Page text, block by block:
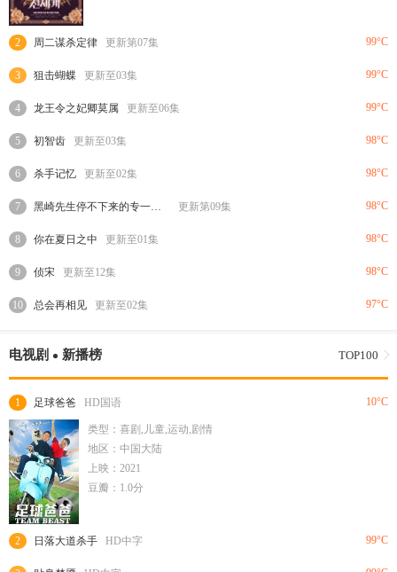
2 周二谋杀定律 更新第07集 99°C
3 狙击蝴蝶 更新至03集 99°C
4 龙王令之妃卿莫属 更新至06集 99°C
5 初智齿 更新至03集 98°C
6 杀手记忆 更新至02集 98°C
7 黑崎先生停不下来的专一之爱 更新第09集 98°C
8 你在夏日之中 更新至01集 98°C
9 侦宋 更新至12集 98°C
10 总会再相见 更新至02集 97°C
电视剧 新播榜 TOP100
1 足球爸爸 HD国语 10°C
类型：喜剧,儿童,运动,剧情
地区：中国大陆
上映：2021
豆瓣：1.0分
2 日落大道杀手 HD中字 99°C